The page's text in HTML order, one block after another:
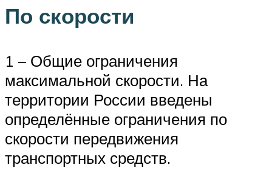
По скорости
1 – Общие ограничения
максимальной скорости. На
территории России введены
определённые ограничения по
скорости передвижения
транспортных средств.